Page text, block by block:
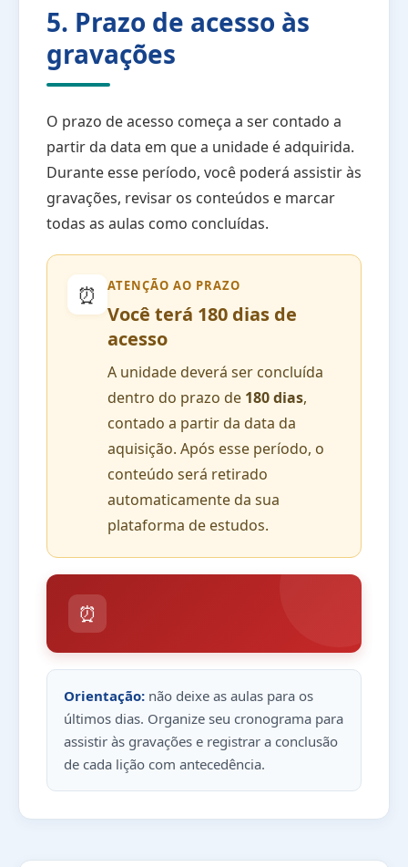
5. Prazo de acesso às
gravações
O prazo de acesso começa a ser contado a
partir da data em que a unidade é adquirida.
Durante esse período, você poderá assistir às
gravações, revisar os conteúdos e marcar
todas as aulas como concluídas.
⏰ ATENÇÃO AO PRAZO
Você terá 180 dias de
acesso
A unidade deverá ser concluída
dentro do prazo de 180 dias,
contado a partir da data da
aquisição. Após esse período, o
conteúdo será retirado
automaticamente da sua
plataforma de estudos.
⏰
Orientação: não deixe as aulas para os
últimos dias. Organize seu cronograma para
assistir às gravações e registrar a conclusão
de cada lição com antecedência.